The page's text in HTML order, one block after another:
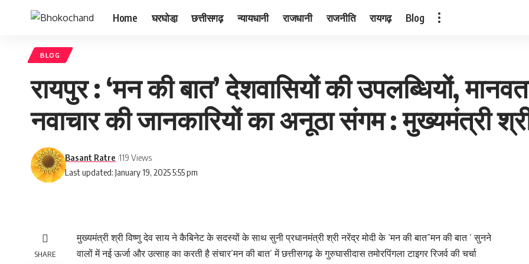
Home घरघोडा़ छत्तीसगढ़ न्यायधानी राजधानी राजनीति रायगढ़ Blog
BLOG
रायपुर : ‘मन की बात’ देशवासियों की उपलब्धियों,
नवाचार की जानकारियों का अनूठा संगम : मुख्यमंत्री
Last updated: January 19, 2025 5:55 pm
Basant Ratre 119 Views
SHARE
मुख्यमंत्री श्री विष्णु देव साय ने कैबिनेट के सदस्यों के साथ सुनी प्रधानमंत्री श्री नरेंद्र मोदी के ‘मन की बात”मन की बात ‘ सुनने
वालों में नई ऊर्जा और उत्साह का करती है संचार’मन की बात’ में छत्तीसगढ़ के गुरुघासीदास तमोरपिंगला टाइगर रिजर्व की चर्चा